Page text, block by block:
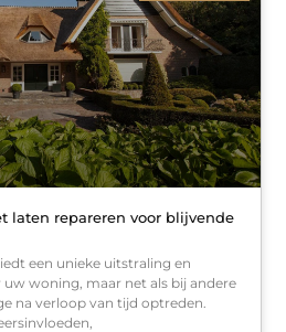
laten repareren voor blijvende
een unieke uitstraling en
woning, maar net als bij andere
na verloop van tijd optreden.